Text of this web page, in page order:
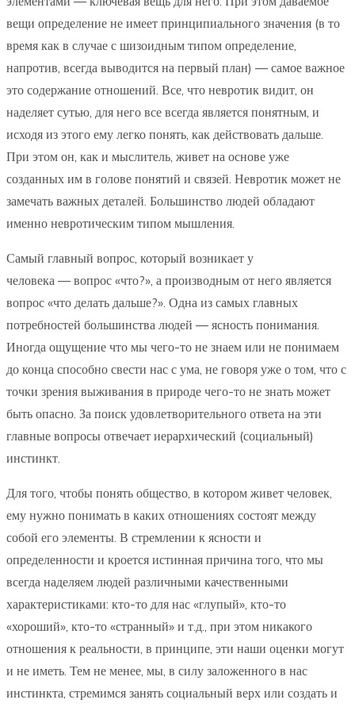
вещи определение не имеет принципиального значения (в то
время как в случае с шизоидным типом определение,
напротив, всегда выводится на первый план) — самое важное
это содержание отношений. Все, что невротик видит, он
наделяет сутью, для него все всегда является понятным, и
исходя из этого ему легко понять, как действовать дальше.
При этом он, как и мыслитель, живет на основе уже
созданных им в голове понятий и связей. Невротик может не
замечать важных деталей. Большинство людей обладают
именно невротическим типом мышления.
Самый главный вопрос, который возникает у
человека — вопрос «что?», а производным от него является
вопрос «что делать дальше?». Одна из самых главных
потребностей большинства людей — ясность понимания.
Иногда ощущение что мы чего-то не знаем или не понимаем
до конца способно свести нас с ума, не говоря уже о том, что с
точки зрения выживания в природе чего-то не знать может
быть опасно. За поиск удовлетворительного ответа на эти
главные вопросы отвечает иерархический (социальный)
инстинкт.
Для того, чтобы понять общество, в котором живет человек,
ему нужно понимать в каких отношениях состоят между
собой его элементы. В стремлении к ясности и
определенности и кроется истинная причина того, что мы
всегда наделяем людей различными качественными
характеристиками: кто-то для нас «глупый», кто-то
«хороший», кто-то «странный» и т.д., при этом никакого
отношения к реальности, в принципе, эти наши оценки могут
и не иметь. Тем не менее, мы, в силу заложенного в нас
инстинкта, стремимся занять социальный верх или создать и